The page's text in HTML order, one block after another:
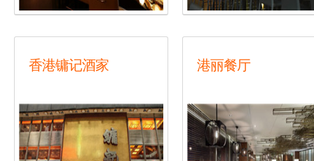
香港镛记酒家 港丽餐厅